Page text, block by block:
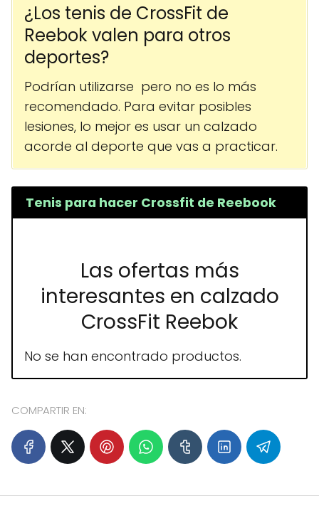
¿Los tenis de CrossFit de
Reebok valen para otros
deportes?
Podrían utilizarse pero no es lo más
recomendado. Para evitar posibles
lesiones, lo mejor es usar un calzado
acorde al deporte que vas a practicar.
Tenis para hacer Crossfit de Reebook
Las ofertas más
interesantes en calzado
CrossFit Reebok
No se han encontrado productos.
COMPARTIR EN: